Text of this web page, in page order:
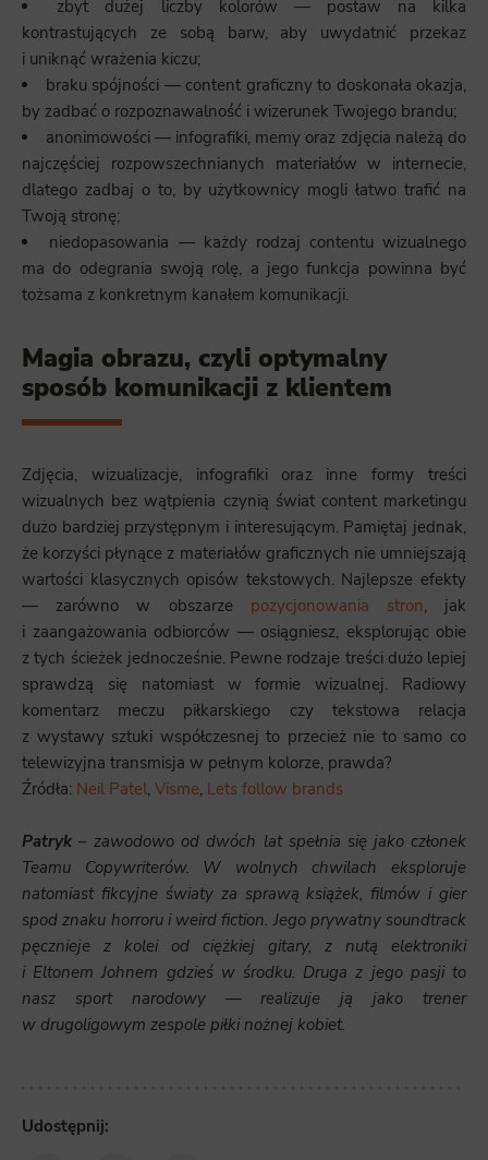
zbyt dużej liczby kolorów — postaw na kilka
kontrastujących ze sobą barw, aby uwydatnić przekaz
i uniknąć wrażenia kiczu;
braku spójności — content graficzny to doskonała okazja,
by zadbać o rozpoznawalność i wizerunek Twojego brandu;
anonimowości — infografiki, memy oraz zdjęcia należą do
najczęściej rozpowszechnianych materiałów w internecie,
dlatego zadbaj o to, by użytkownicy mogli łatwo trafić na
Twoją stronę;
niedopasowania — każdy rodzaj contentu wizualnego
ma do odegrania swoją rolę, a jego funkcja powinna być
tożsama z konkretnym kanałem komunikacji.
Magia obrazu, czyli optymalny
sposób komunikacji z klientem
Zdjęcia, wizualizacje, infografiki oraz inne formy treści
wizualnych bez wątpienia czynią świat content marketingu
dużo bardziej przystępnym i interesującym. Pamiętaj jednak,
że korzyści płynące z materiałów graficznych nie umniejszają
wartości klasycznych opisów tekstowych. Najlepsze efekty
— zarówno w obszarze pozycjonowania stron, jak
i zaangażowania odbiorców — osiągniesz, eksplorując obie
z tych ścieżek jednocześnie. Pewne rodzaje treści dużo lepiej
sprawdzą się natomiast w formie wizualnej. Radiowy
komentarz meczu piłkarskiego czy tekstowa relacja
z wystawy sztuki współczesnej to przecież nie to samo co
telewizyjna transmisja w pełnym kolorze, prawda?
Źródła: Neil Patel, Visme, Lets follow brands
Patryk – zawodowo od dwóch lat spełnia się jako członek
Teamu Copywriterów. W wolnych chwilach eksploruje
natomiast fikcyjne światy za sprawą książek, filmów i gier
spod znaku horroru i weird fiction. Jego prywatny soundtrack
pęcznieje z kolei od ciężkiej gitary, z nutą elektroniki
i Eltonem Johnem gdzieś w środku. Druga z jego pasji to
nasz sport narodowy — realizuje ją jako trener
w drugoligowym zespole piłki nożnej kobiet.
Udostępnij: